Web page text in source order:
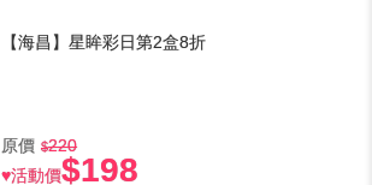
【海昌】星眸彩日第2盒8折
原價
220
♥活動價$198